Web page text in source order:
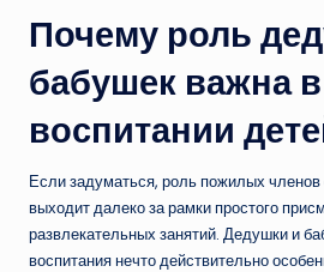
Почему роль
бабушек важна в
воспитании
Если задуматься, роль пожилых
выходит далеко за рамки простого
развлекательных занятий. Дедушки и
воспитания нечто действительно